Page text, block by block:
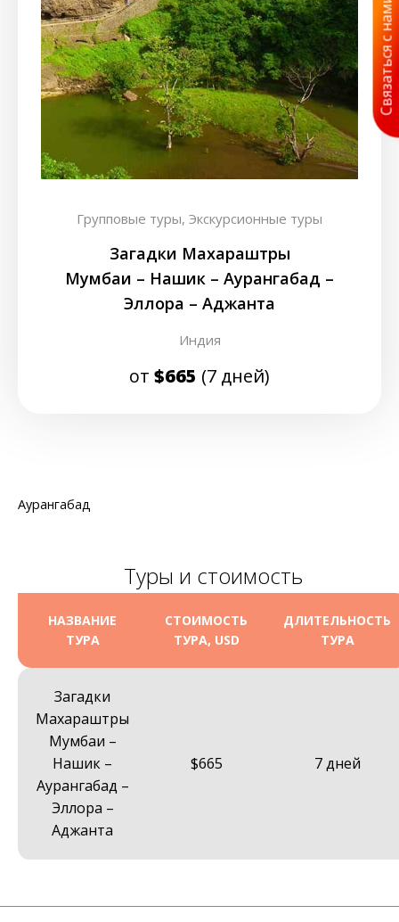
Групповые туры, Экскурсионные туры
Загадки Махараштры
Мумбаи – Нашик – Аурангабад –
Эллора – Аджанта
Индия
от $665 (7 дней)
Аурангабад
Туры и стоимость
НАЗВАНИЕ
ТУРА
СТОИМОСТЬ
ТУРА, USD
ДЛИТЕЛЬНОСТЬ
ТУРА
Загадки
Махараштры
Мумбаи –
Нашик –
Аурангабад –
Эллора –
Аджанта
$665 7 дней
Связаться с нами